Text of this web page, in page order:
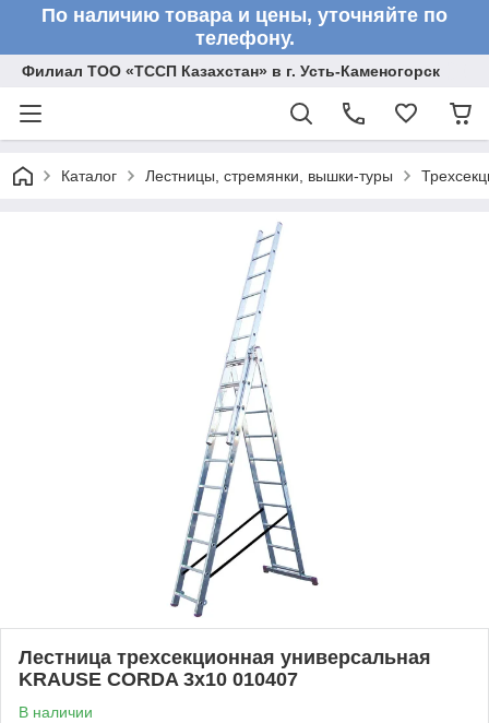
По наличию товара и цены, уточняйте по
телефону.
Филиал ТОО «ТССП Казахстан» в г. Усть-Каменогорск
Каталог Лестницы, стремянки, вышки-туры
Лестница трехсекционная универсальная
KRAUSE CORDA 3x10 010407
В наличии